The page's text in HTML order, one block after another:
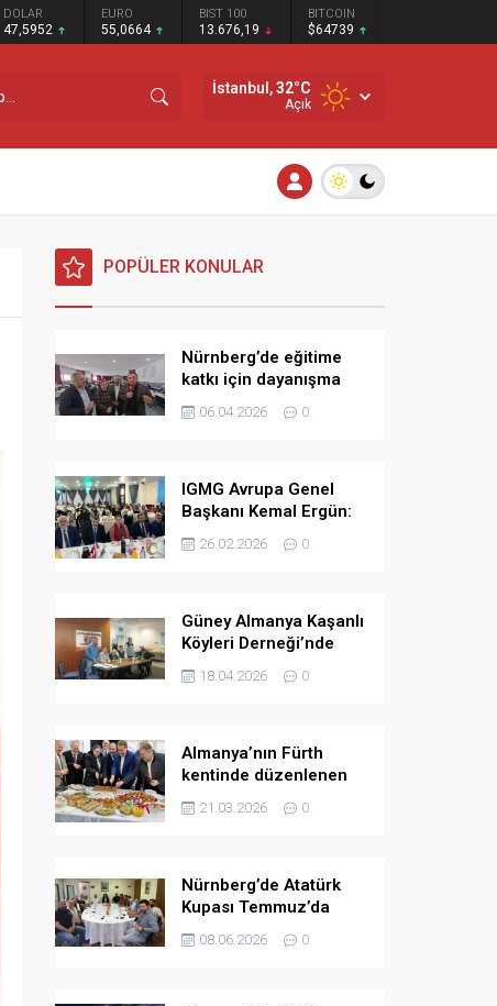
DOLAR
47,5952
EURO
55,0664
BIST 100
13.676,19
BITCOIN
$64739
İstanbul,32°C
Açık
POPÜLER KONULAR
Nürnberg’de eğitime
katkı için dayanışma
kahvaltısı
06.04.2026 0
IGMG Avrupa Genel
Başkanı Kemal Ergün:
Müslümanlara yönelik
ön yargılar arttı.
26.02.2026 0
Güney Almanya Kaşanlı
Köyleri Derneği’nde
yeni yönetim belirlendi
18.04.2026 0
Almanya’nın Fürth
kentinde düzenlenen
bayramlaşma
programında birlik ve
21.03.2026 0
Nürnberg’de Atatürk
Kupası Temmuz’da
düzenlenecek
08.06.2026 0